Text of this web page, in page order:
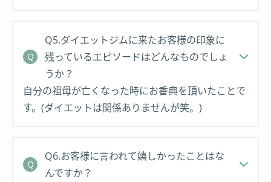
Q5.ダイエットジムに来たお客様の印象に
残っているエピソードはどんなものでしょ
うか？
自分の祖母が亡くなった時にお香典を頂いたことで
す。(ダイエットは関係ありませんが笑。)
Q6.お客様に言われて嬉しかったことはな
んですか？